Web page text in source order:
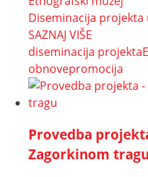
Diseminacija projekta
SAZNAJ VIŠE
diseminacija projekta
obnovepromocija
Provedba
Zagorkinom tragu